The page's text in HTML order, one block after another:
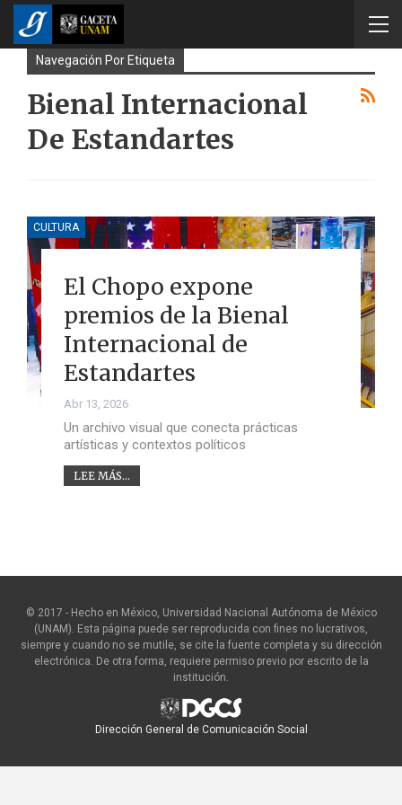
Navegación Por Etiqueta
Bienal Internacional
De Estandartes
CULTURA
El Chopo expone
premios de la Bienal
Internacional de
Estandartes
Abr 13, 2026
Un archivo visual que conecta prácticas
artísticas y contextos políticos
LEE MÁS...
© 2017 - Hecho en México, Universidad Nacional Autónoma de México
(UNAM). Esta página puede ser reproducida con fines no lucrativos,
siempre y cuando no se mutile, se cite la fuente completa y su dirección
electrónica. De otra forma, requiere permiso previo por escrito de la
institución.
Dirección General de Comunicación Social